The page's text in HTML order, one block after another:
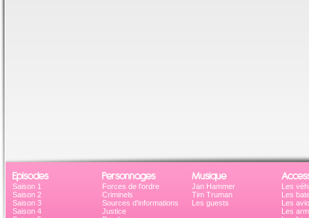
Episodes
Saison 1
Saison 2
Saison 3
Saison 4
Personnages
Forces de l'ordre
Criminels
Sources d'informations
Justice
Musique
Jan Hammer
Tim Truman
Les guests
Les
Les
Les
Les